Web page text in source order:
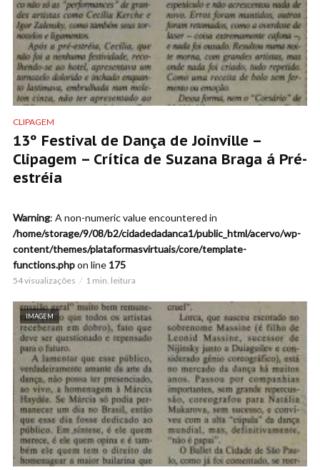
CLIPAGEM
13º Festival de Dança de Joinville –
Clipagem – Crítica de Suzana Braga á Pré-
estréia
Warning: A non-numeric value encountered in
/home/storage/9/08/b2/cidadedadanca1/public_html/acervo/wp-
content/themes/plataformasvirtuais/core/template-
functions.phpon line 175
54 visualizações 1 min. leitura
IMAGEM